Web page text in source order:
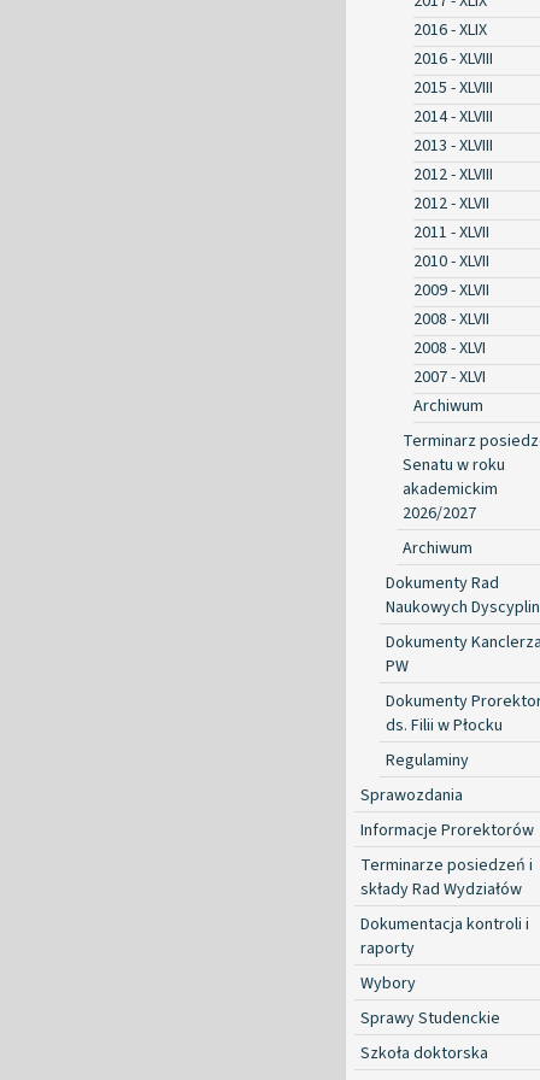
2016 - XLIX
2016 - XLVIII
2015 - XLVIII
2014 - XLVIII
2013 - XLVIII
2012 - XLVIII
2012 - XLVII
2011 - XLVII
2010 - XLVII
2009 - XLVII
2008 - XLVII
2008 - XLVI
2007 - XLVI
Archiwum
Terminarz
Senatu w roku
akademickim
2026/2027
Archiwum
Dokumenty Rad
Naukowych Dyscyplin
Dokumenty
PW
Dokumenty
ds. Filii w Płocku
Regulaminy
Sprawozdania
Informacje Prorektorów
Terminarze posiedzeń i
składy Rad Wydziałów
Dokumentacja kontroli i
raporty
Wybory
Sprawy Studenckie
Szkoła doktorska